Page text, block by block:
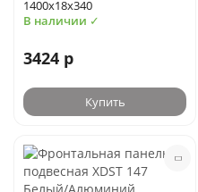
1400х18х340
В наличии ✓
3424 р
Купить